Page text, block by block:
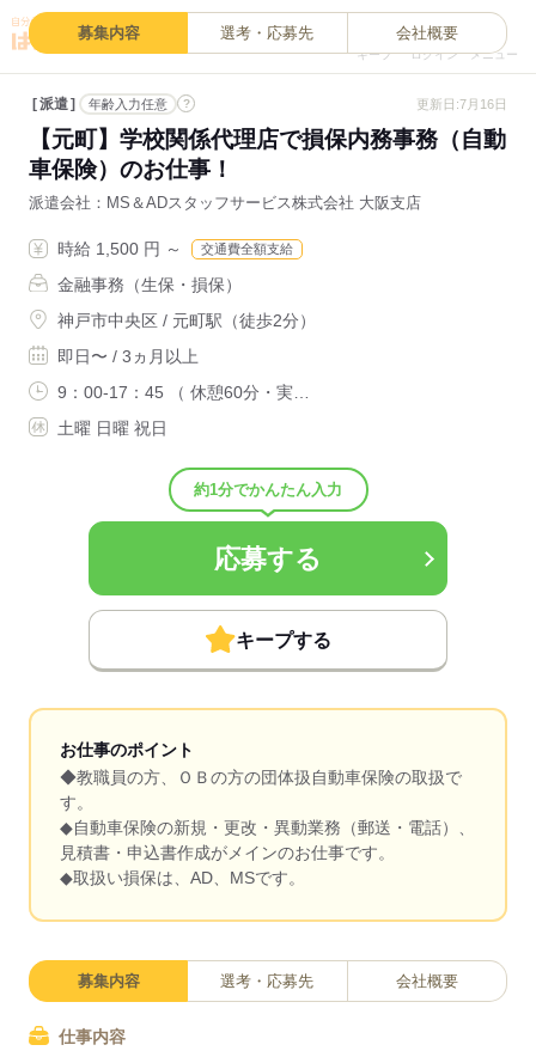
キープ ログイン メニュー
募集内容 選考・応募先 会社概要
派遣 年齢入力任意 ? 更新日:7月16日
【元町】学校関係代理店で損保内務事務（自動
車保険）のお仕事！
派遣会社 MS＆ADスタッフサービス株式会社 大阪支店
時給 1,500 円 ～ 交通費全額支給
金融事務（生保・損保）
神戸市中央区 / 元町駅（徒歩2分）
即日〜 / 3ヵ月以上
9：00-17：45 （ 休憩60分・実…
土曜 日曜 祝日
約1分でかんたん入力
応募する
キープする
お仕事のポイント
◆教職員の方、ＯＢの方の団体扱自動車保険の取扱で
す。
◆自動車保険の新規・更改・異動業務（郵送・電話）、
見積書・申込書作成がメインのお仕事です。
◆取扱い損保は、AD、MSです。
募集内容 選考・応募先 会社概要
仕事内容